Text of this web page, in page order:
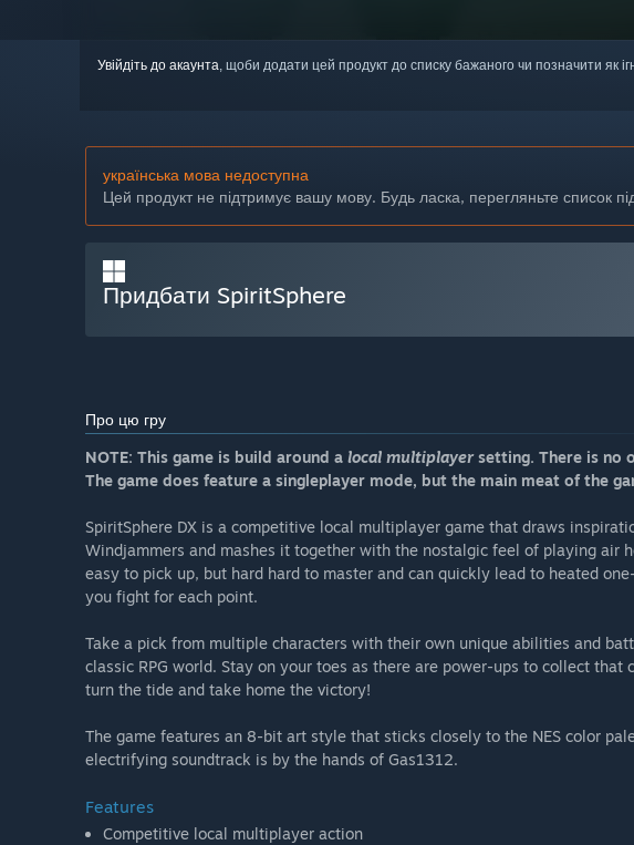
Увійдіть до акаунта, щоби додати цей продукт до списку бажаного чи позначити як
українська мова недоступна
Цей продукт не підтримує вашу мову. Будь ласка, перегляньте список
Придбати SpiritSphere
Про цю гру
NOTE: This game is build around a local multiplayersetting. There is no
The game does feature a singleplayer mode, but the main meat of the
SpiritSphere DX is a competitive local multiplayer game that draws
Windjammers and mashes it together with the nostalgic feel of playing air
easy to pick up, but hard hard to master and can quickly lead to heated
you fight for each point.
Take a pick from multiple characters with their own unique abilities and
classic RPG world. Stay on your toes as there are power-ups to collect
turn the tide and take home the victory!
The game features an 8-bit art style that sticks closely to the NES color
electrifying soundtrack is by the hands of Gas1312.
Features
Competitive local multiplayer action